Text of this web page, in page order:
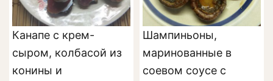
Канапе с крем-
сыром, колбасой из
конины и
Шампиньоны,
маринованные в
соевом соусе с